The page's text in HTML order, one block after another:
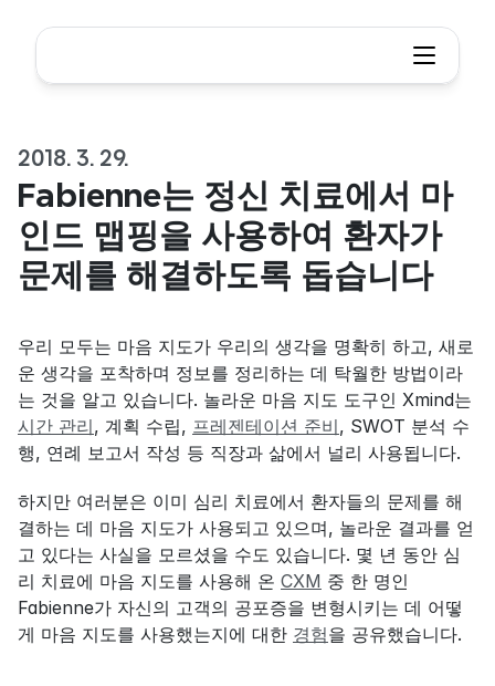
2018. 3. 29.
Fabienne는 정신 치료에서 마
인드 맵핑을 사용하여 환자가
문제를 해결하도록 돕습니다
우리 모두는 마음 지도가 우리의 생각을 명확히 하고, 새로
운 생각을 포착하며 정보를 정리하는 데 탁월한 방법이라
시간 관리, 계획 수립, 프레젠테이션 준비, SWOT 분석 수
행, 연례 보고서 작성 등 직장과 삶에서 널리 사용됩니다.
하지만 여러분은 이미 심리 치료에서 환자들의 문제를 해
결하는 데 마음 지도가 사용되고 있으며, 놀라운 결과를 얻
고 있다는 사실을 모르셨을 수도 있습니다. 몇 년 동안 심
리 치료에 마음 지도를 사용해 온 CXM 중 한 명인
Fabienne가 자신의 고객의 공포증을 변형시키는 데 어떻
게 마음 지도를 사용했는지에 대한 경험을 공유했습니다.